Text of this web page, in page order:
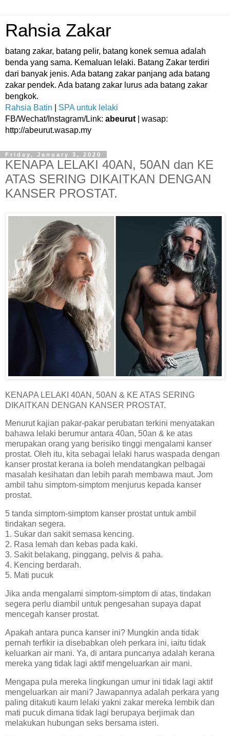
Rahsia Zakar
batang zakar, batang pelir, batang konek semua adalah
benda yang sama. Kemaluan lelaki. Batang Zakar terdiri
dari banyak jenis. Ada batang zakar panjang ada batang
zakar pendek. Ada batang zakar lurus ada batang zakar
bengkok.
Rahsia Batin
SPA untuk lelaki
FB/Wechat/Instagram/Link: abeurut | wasap:
http://abeurut.wasap.my
Friday, January 3, 2020
KENAPA LELAKI 40AN, 50AN dan KE
ATAS SERING DIKAITKAN DENGAN
KANSER PROSTAT.
KENAPA LELAKI 40AN, 50AN & KE ATAS SERING
DIKAITKAN DENGAN KANSER PROSTAT.
Menurut kajian pakar-pakar perubatan terkini menyatakan
bahawa lelaki berumur antara 40an, 50an & ke atas
merupakan orang yang berisiko tinggi mengalami kanser
prostat. Oleh itu, kita sebagai lelaki harus waspada dengan
kanser prostat kerana ia boleh mendatangkan pelbagai
masalah kesihatan dan lebih parah membawa maut. Jom
ambil tahu simptom-simptom menjurus kepada kanser
prostat.
5 tanda simptom-simptom kanser prostat untuk ambil
tindakan segera.
1. Sukar dan sakit semasa kencing.
2. Rasa lemah dan kebas pada kaki.
3. Sakit belakang, pinggang, pelvis & paha.
4. Kencing berdarah.
5. Mati pucuk
Jika anda mengalami simptom-simptom di atas, tindakan
segera perlu diambil untuk pengesahan supaya dapat
mencegah kanser prostat.
Apakah antara punca kanser ini? Mungkin anda tidak
pernah terfikir ia disebabkan oleh perkara ini, iaitu tidak
keluarkan air mani. Ya, di antara puncanya adalah kerana
mereka yang tidak lagi aktif mengeluarkan air mani.
Mengapa pula mereka lingkungan umur ini tidak lagi aktif
mengeluarkan air mani? Jawapannya adalah perkara yang
paling ditakuti kaum lelaki yakni zakar mereka lembik dan
mati pucuk dimana tidak lagi berupaya berjimak dan
melakukan hubungan seks bersama isteri.